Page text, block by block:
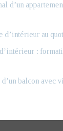
d’un
d’intérieur au
:
balcon avec